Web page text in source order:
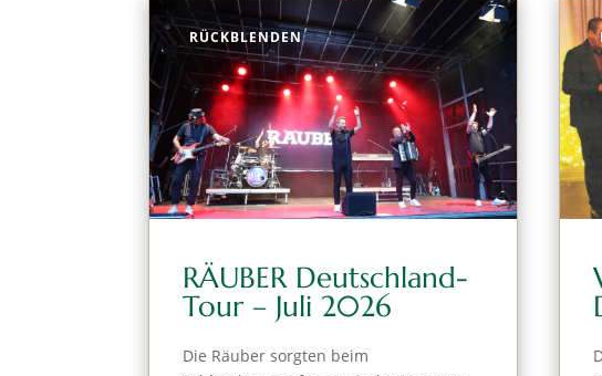
RÜCKBLENDEN
RÄUBER Deutschland-
Tour – Juli 2026
Die Räuber sorgten beim